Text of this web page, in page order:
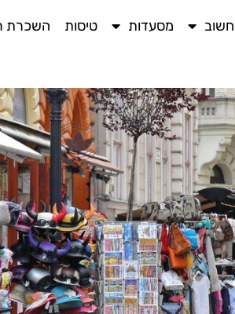
חשוב מסעדות טיסות השכרת